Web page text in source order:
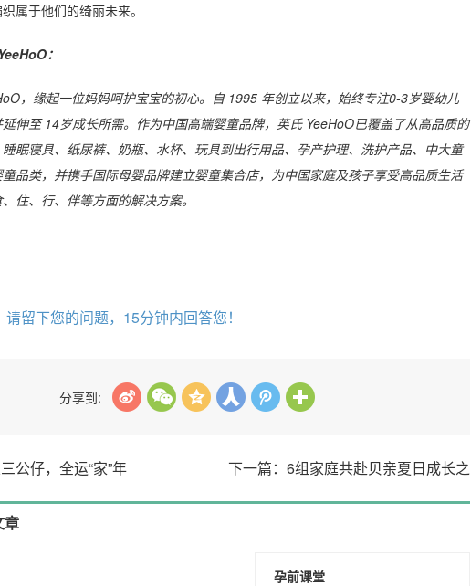
属于他们的绮丽未来。
：
，缘起一位妈妈呵护宝宝的初心。自 1995 年创立以来，始终专注0-3岁婴幼儿
伸至 14岁成长所需。作为中国高端婴童品牌，英氏 YeeHoO已覆盖了从高品质的
眠寝具、纸尿裤、奶瓶、水杯、玩具到出行用品、孕产护理、洗护产品、中大童
品类，并携手国际母婴品牌建立婴童集合店，为中国家庭及孩子享受高品质生活
住、行、伴等方面的解决方案。
留下您的问题，15分钟内回答您！
分享到:
公仔，全运“家”年 下一篇：6组家庭共赴贝亲夏日成长之
章
孕前课堂